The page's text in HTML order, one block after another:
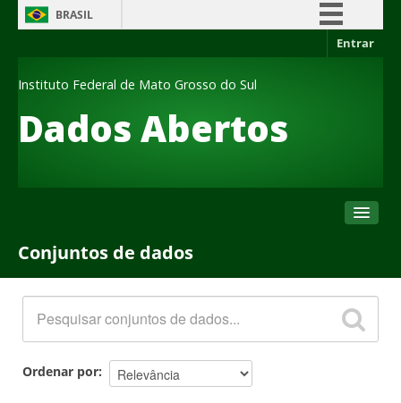
BRASIL
Acesso à informação
Canais
Entrar
Dados Abertos
Instituto Federal de Mato Grosso do Sul
Conjuntos de dados
Organizações
Sobre
Conjuntos de dados
Ordenar por